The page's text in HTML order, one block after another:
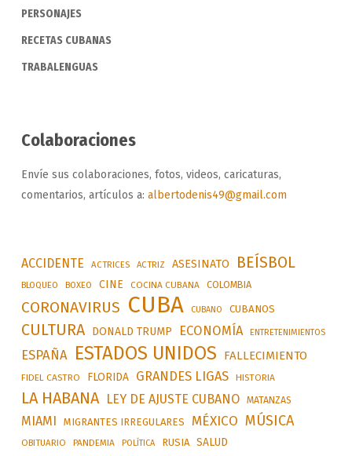
PERSONAJES
RECETAS CUBANAS
TRABALENGUAS
Colaboraciones
Envíe sus colaboraciones, fotos, videos, caricaturas,
comentarios, artículos a: albertodenis49@gmail.com
ACCIDENTE ACTRICES ACTRIZ ASESINATO BEÍSBOL
BLOQUEO BOXEO CINE COCINA CUBANA COLOMBIA
CORONAVIRUS CUBA CUBANO CUBANOS
CULTURA DONALD TRUMP ECONOMÍA ENTRETENIMIENTOS
ESPAÑA ESTADOS UNIDOS FALLECIMIENTO
FIDEL CASTRO FLORIDA GRANDES LIGAS HISTORIA
LA HABANA LEY DE AJUSTE CUBANO MATANZAS
MIAMI MIGRANTES IRREGULARES MÉXICO MÚSICA
OBITUARIO PANDEMIA POLÍTICA RUSIA SALUD